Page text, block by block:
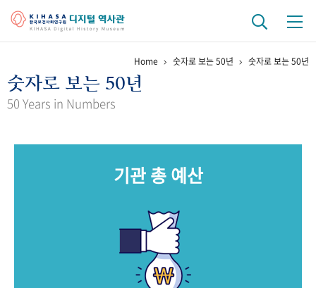
걸어온 길 기관 변천사 역대 기관장
키워드로 보는 연구 역사
문서 기록물 행정박물
Home 숫자로 보는 50년 숫자로 보는 50년
숫자로 보는 50년
50 Years in Numbers
기관 총 예산